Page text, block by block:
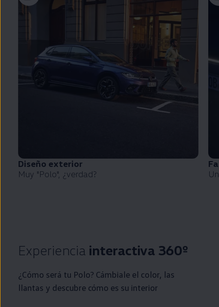
Diseño exterior
Muy "Polo", ¿verdad?
Experiencia interactiva 360º
¿Cómo será tu Polo? Cámbiale el color, las
llantas y descubre cómo es su interior